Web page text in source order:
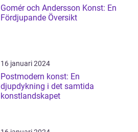
Gomér och Andersson Konst: En
Fördjupande Översikt
16 januari 2024
Postmodern konst: En
djupdykning i det samtida
konstlandskapet